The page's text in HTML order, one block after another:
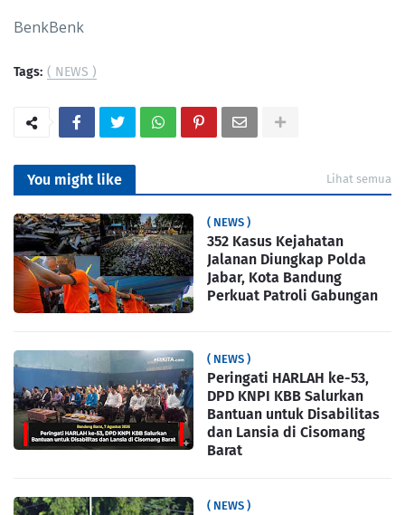
BenkBenk
Tags: ( NEWS )
You might like Lihat semua
( NEWS )
352 Kasus Kejahatan
Jalanan Diungkap Polda
Jabar, Kota Bandung
Perkuat Patroli Gabungan
( NEWS )
Peringati HARLAH ke-53,
DPD KNPI KBB Salurkan
Bantuan untuk Disabilitas
dan Lansia di Cisomang
Barat
( NEWS )